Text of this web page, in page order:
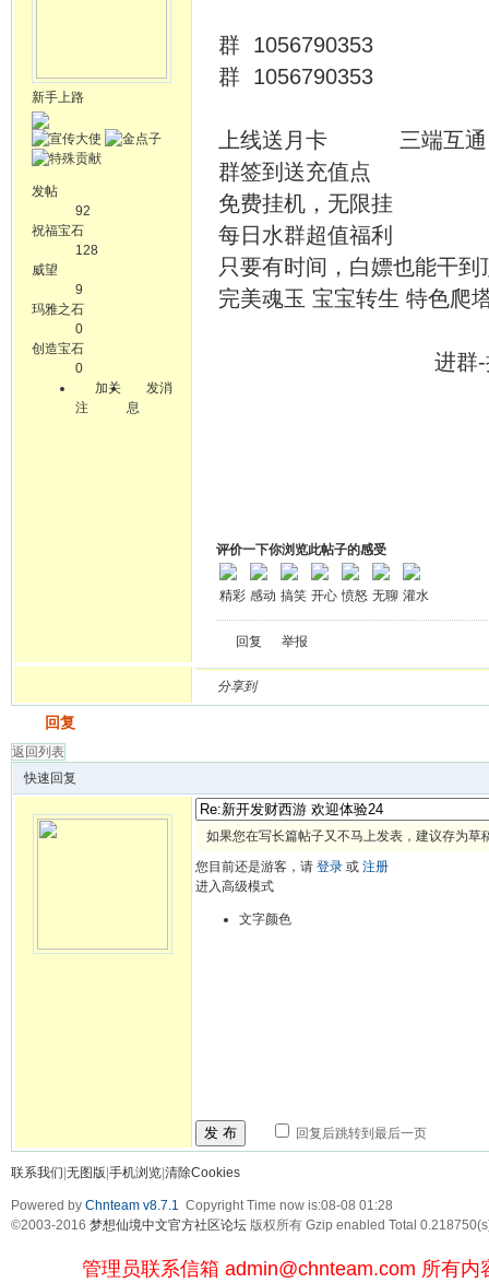
新手上路
发帖
92
祝福宝石
128
威望
9
玛雅之石
0
创造宝石
0
加关
注
发消
息
群 1056790353
群 1056790353
上线送月卡 三端互通
群签到送充值点
免费挂机，无限挂
每日水群超值福利
只要有时间，白嫖也能干到
完美魂玉 宝宝转生 特色爬
进群-推广人暗
评价一下你浏览此帖子的感受
精彩 感动 搞笑 开心 愤怒 无聊 灌水
回复 举报
分享到
回复
返回列表
快速回复
如果您在写长篇帖子又不马上发表，建议存为草
您目前还是游客，请 登录 或 注册
进入高级模式
文字颜色
发 布 回复后跳转到最后一页
联系我们 无图版 手机浏览 清除Cookies
Powered by Chnteam v8.7.1 Copyright Time now is:08-08 01:28
©2003-2016 梦想仙境中文官方社区论坛 版权所有 Gzip enabled Total
管理员联系信箱 admin@chnteam.com 所有内